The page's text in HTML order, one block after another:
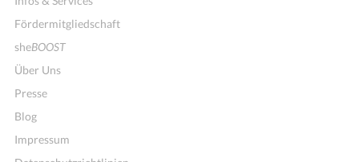
Fördermitgliedschaft
sheBOOST
Über Uns
Presse
Blog
Impressum